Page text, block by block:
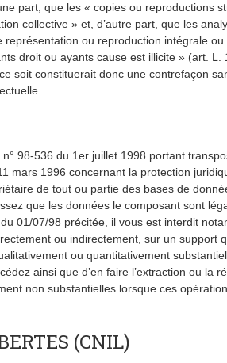
part, que les « copies ou reproductions
collective » et, d’autre part, que les
représentation ou reproduction intégrale
droit ou ayants cause est illicite » (art.
soit constituerait donc une contrefaçon
98-536 du 1er juillet 1998 portant
mars 1996 concernant la protection
de tout ou partie des bases de
que les données le composant sont
01/07/98 précitée, il vous est interdit
ou indirectement, sur un support
ou quantitativement
ainsi que d’en faire l’extraction ou la
non substantielles lorsque ces
(CNIL)